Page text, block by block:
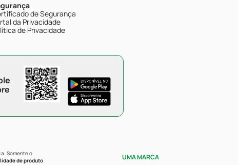
de Segurança
da Privacidade
de Privacidade
Somente o
de produto
UMA MARCA